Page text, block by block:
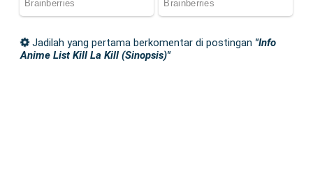
Jadilah yang pertama berkomentar di postingan "Info
Anime List Kill La Kill (Sinopsis)"